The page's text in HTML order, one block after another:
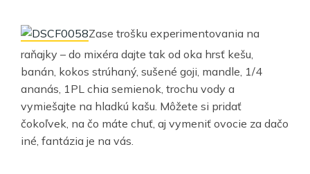
Zase trošku experimentovania na
raňajky – do mixéra dajte tak od oka hrsť kešu,
banán, kokos strúhaný, sušené goji, mandle, 1/4
ananás, 1PL chia semienok, trochu vody a
vymiešajte na hladkú kašu. Môžete si pridať
čokoľvek, na čo máte chuť, aj vymeniť ovocie za dačo
iné, fantázia je na vás.